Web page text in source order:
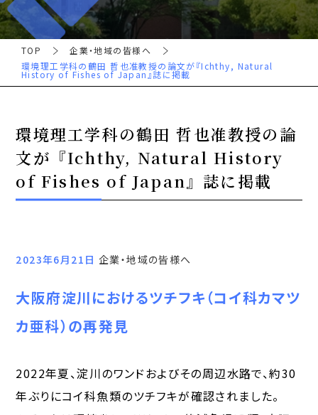
TOP
企業・地域の皆様へ
環境理工学科の鶴田 哲也准教授の論文が『Ichthy, Natural
History of Fishes of Japan』誌に掲載
環境理工学科の鶴田 哲也准教授の論
文が『Ichthy, Natural History
of Fishes of Japan』誌に掲載
2023年6月21日 企業・地域の皆様へ
大阪府淀川におけるツチフキ（コイ科カマツ
カ亜科）の再発見
2022年夏、淀川のワンドおよびその周辺水路で、約30
年ぶりにコイ科魚類のツチフキが確認されました。